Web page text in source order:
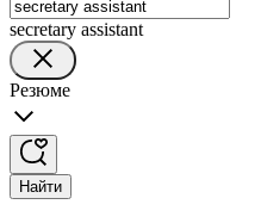
secretary assistant
Резюме
Найти